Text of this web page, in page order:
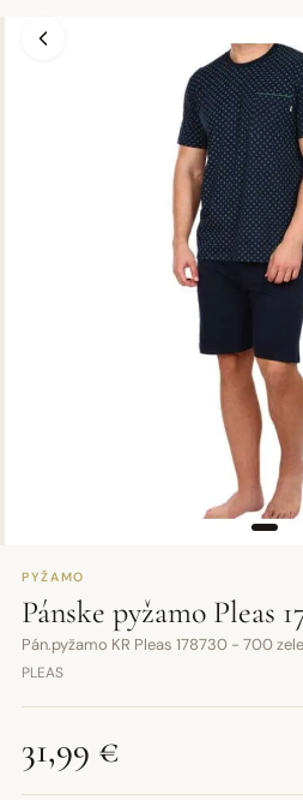
PYŽAMO
Pánske pyžamo Pleas
Pán.pyžamo KR Pleas 178730 - 700
PLEAS
31,99 €